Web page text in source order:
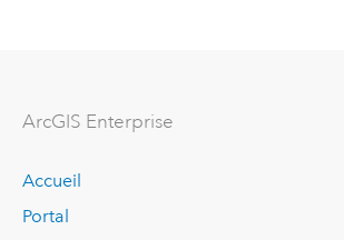
ArcGIS Enterprise
Accueil
Portal